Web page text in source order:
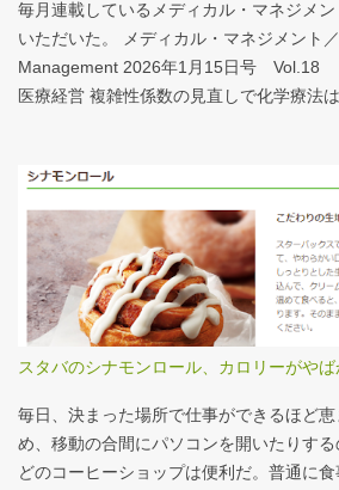
復元したものだ。写真だけでは、大きさ
今月訪れた武蔵国府跡 実際には10分の1サ
れほど大きくない。人が一緒に写っている
憶）武蔵国府跡 東京都府中市：朝日新聞
い。平均値で見ても情報は十分でないか
ストグラムなどをあわせて見れば、相対的
やすい。朝日新聞の記事は、人が一緒に
把握しやすい。 そういえば、大きさ比較
るのって、最近見かけないなぁ・・・。
なのか？？
毎月連載しているメディカル・マネジメ
いただいた。 メディカル・マネジメント
Management 2026年1月15日号 Vol.18
医療経営 複雑性係数の見直しで化学療法
は微妙だ・・・と言い続けて10数年、よ
だ。ただ、その見直し内容も微妙では？
旨。 AIにまとめさせるとこんな感じ。 日
い」と言われているので、自分が話すよ
言われるのは時間の問題だろう。
スタバのシナモンロール、カロリーがやば
毎日、決まった場所で仕事ができるほど
め、移動の合間にパソコンを開いたりす
どのコーヒーショップは便利だ。普通に